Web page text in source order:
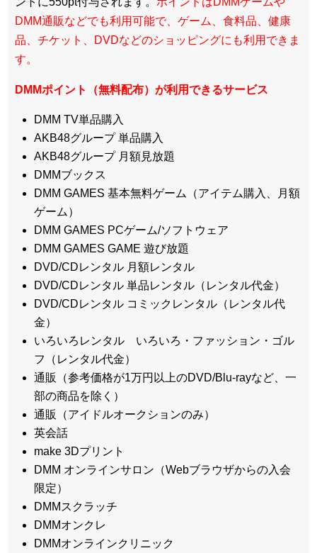
DMM通販などでも利用可能で、ゲーム、食料品、健康
品、チケット、DVDなどのショッピングにも利用できま
す。
DMMポイント（無料配布）が利用できるサービス
DMM TV単品購入
AKB48グループ 単品購入
AKB48グループ 月額見放題
DMMブックス
DMM GAMES 基本無料ゲーム（アイテム購入、月額
ゲーム）
DMM GAMES PCゲーム/ソフトウェア
DMM GAMES GAME 遊び放題
DVD/CDレンタル 月額レンタル
DVD/CDレンタル 単品レンタル（レンタル代金）
DVD/CDレンタル コミックレンタル（レンタル代
金）
いろいろレンタル いろいろ・ファッション・ゴル
フ（レンタル代金）
通販（参考価格が1万円以上のDVD/Blu-rayなど、一
部の商品を除く）
通販（アイドルオークションのみ）
英会話
make 3Dプリント
DMM オンラインサロン（Webブラウザからの入会
限定）
DMMスクラッチ
DMMオンクレ
DMMオンラインクリニック